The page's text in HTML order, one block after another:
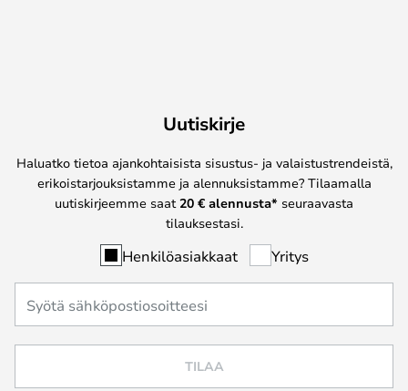
Uutiskirje
Haluatko tietoa ajankohtaisista sisustus- ja valaistustrendeistä,
erikoistarjouksistamme ja alennuksistamme? Tilaamalla
uutiskirjeemme saat 20 € alennusta* seuraavasta
tilauksestasi.
Henkilöasiakkaat Yritys
TILAA